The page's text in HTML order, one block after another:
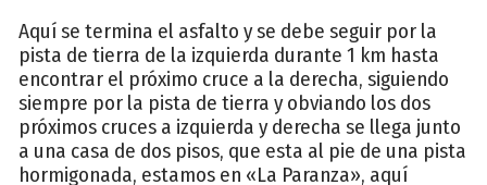
Aquí se termina el asfalto y se debe seguir por la
pista de tierra de la izquierda durante 1 km hasta
encontrar el próximo cruce a la derecha, siguiendo
siempre por la pista de tierra y obviando los dos
próximos cruces a izquierda y derecha se llega junto
a una casa de dos pisos, que esta al pie de una pista
hormigonada, estamos en «La Paranza», aquí